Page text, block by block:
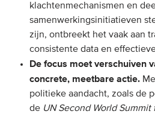
Onze
Team
Bestuur
WAT WE
klachtenmechanismen en
samenwerkingsinitiatieven
zijn, ontbreekt het vaak aan
consistente data en
De focus moet verschuiven
concrete, meetbare actie.
politieke aandacht, zoals de
de UN Second World Summit